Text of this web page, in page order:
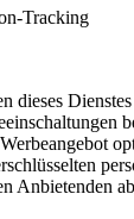
Tracking
dieses
Anbietenden